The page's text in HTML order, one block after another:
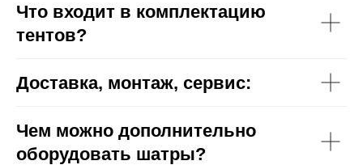
Что входит в комплектацию
тентов?
Доставка, монтаж, сервис:
Чем можно дополнительно
оборудовать шатры?